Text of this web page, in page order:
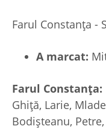
Farul Constanța -
A marcat:
Farul Constanța:
Ghiță, Larie,
Bodișteanu,